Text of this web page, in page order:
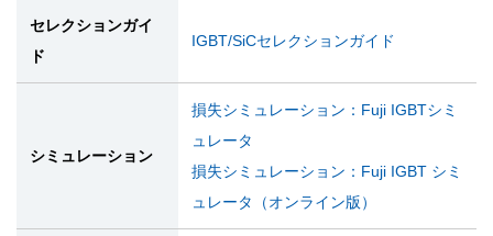
セレクションガイ
ド
IGBT/SiCセレクションガイド
シミュレーション
損失シミュレーション：Fuji IGBTシミ
ュレータ
損失シミュレーション：Fuji IGBT シミ
ュレータ（オンライン版）